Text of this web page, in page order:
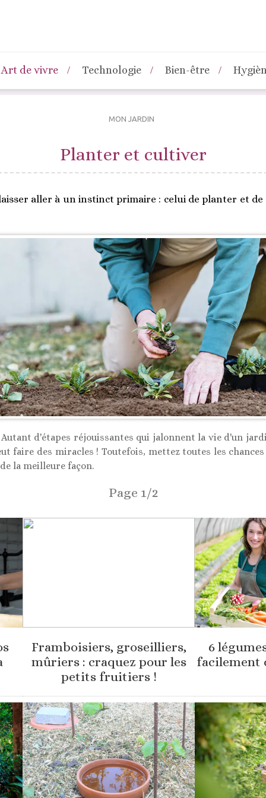
Art de vivre Technologie Bien-être
MON JARDIN
Planter et cultiver
aller à un instinct primaire : celui de planter et
d'étapes réjouissantes qui jalonnent la vie d'un
faire des miracles ! Toutefois, mettez toutes les
la meilleure façon.
Page 1/2
Framboisiers, groseilliers,
mûriers : craquez pour les
petits fruitiers !
6
facilement